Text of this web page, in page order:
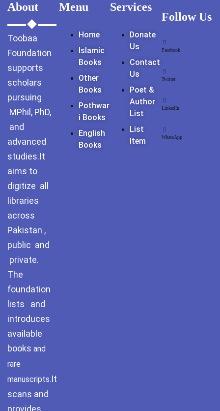
About
Toobaa
Foundation
supports
scholars
pursuing
MPhil, PhD,
and
advanced
studies.It
aims to
digitize all
libraries
across
Pakistan ,
public and
private.
The
foundation
lists and
introduces
available
books and
rare
manuscripts.It
scans and
provides
Menu
Home
Islamic
Books
Other
Books
Pothwar
I Books
English
Books
Services
Donate
Us
Contact
Us
Poet &
Author
List
List
Item
Follow Us
Facebook
Twitter
LinkedIn
WhatsApp